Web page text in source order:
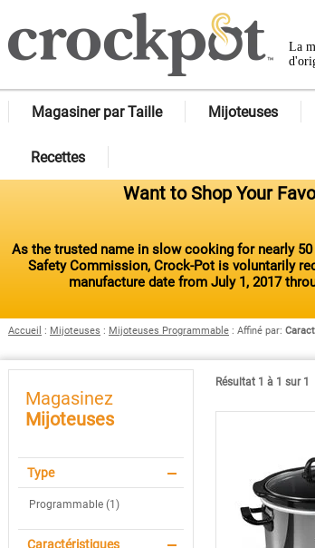
La
Magasiner par Taille Mijoteuses
Recettes
Want to Shop Your
As the trusted name in slow cooking for nearly
Safety Commission, Crock-Pot is voluntarily
manufacture date from July 1, 2017
Accueil : Mijoteuses : Mijoteuses Programmable : Affiné par:
Magasinez
Mijoteuses
Type
Programmable (1)
Caractéristiques
Résultat 1 à 1 sur 1